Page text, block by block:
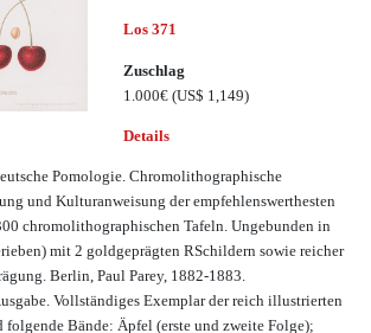
Los 371
Zuschlag
1.000€ (US$ 1,149)
Details
Pomologie. Chromolithographische
und Kulturanweisung der empfehlenswerthesten
chromolithographischen Tafeln. Ungebunden in
mit 2 goldgeprägten RSchildern sowie reicher
Berlin, Paul Parey, 1882-1883.
Vollständiges Exemplar der reich illustrierten
folgende Bände: Äpfel (erste und zweite Folge);